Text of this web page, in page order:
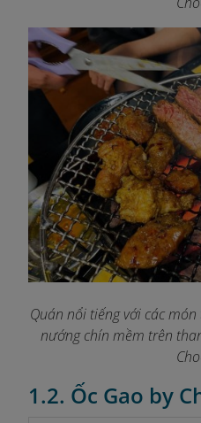
Quán nổi tiếng với các
nướng chín mềm trên
1.2. Ốc Gao by